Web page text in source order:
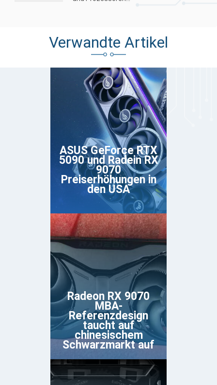
Verwandte Artikel
ASUS GeForce RTX
5090 und Radein RX
9070
Preiserhöhungen in
den USA
Radeon RX 9070
MBA-
Referenzdesign
taucht auf
chinesischem
Schwarzmarkt auf